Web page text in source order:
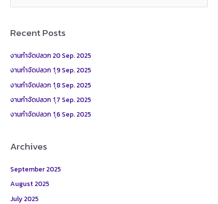
h
:
Recent Posts
งานกำจัดปลวก 20 Sep. 2025
งานกำจัดปลวก 1ุ9 Sep. 2025
งานกำจัดปลวก 1ุ8 Sep. 2025
งานกำจัดปลวก 1ุ7 Sep. 2025
งานกำจัดปลวก 1ุ6 Sep. 2025
Archives
September 2025
August 2025
July 2025